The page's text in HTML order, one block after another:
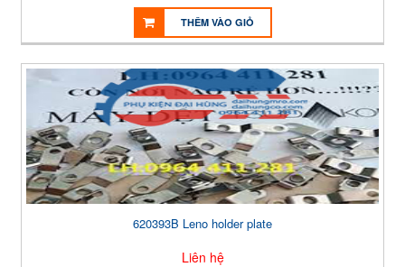
THÊM VÀO GIỎ
620393B Leno holder plate
Liên hệ